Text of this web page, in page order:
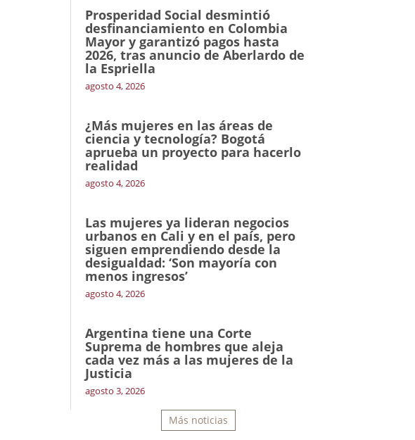
Prosperidad Social desmintió
desfinanciamiento en Colombia
Mayor y garantizó pagos hasta
2026, tras anuncio de Aberlardo de
la Espriella
agosto 4, 2026
¿Más mujeres en las áreas de
ciencia y tecnología? Bogotá
aprueba un proyecto para hacerlo
realidad
agosto 4, 2026
Las mujeres ya lideran negocios
urbanos en Cali y en el país, pero
siguen emprendiendo desde la
desigualdad: ‘Son mayoría con
menos ingresos’
agosto 4, 2026
Argentina tiene una Corte
Suprema de hombres que aleja
cada vez más a las mujeres de la
Justicia
agosto 3, 2026
Más noticias